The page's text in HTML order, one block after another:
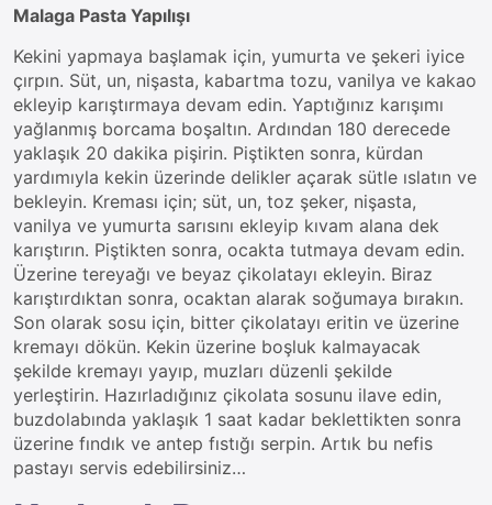
Malaga Pasta Yapılışı
Kekini yapmaya başlamak için, yumurta ve şekeri iyice
çırpın. Süt, un, nişasta, kabartma tozu, vanilya ve kakao
ekleyip karıştırmaya devam edin. Yaptığınız karışımı
yağlanmış borcama boşaltın. Ardından 180 derecede
yaklaşık 20 dakika pişirin. Piştikten sonra, kürdan
yardımıyla kekin üzerinde delikler açarak sütle ıslatın ve
bekleyin. Kreması için; süt, un, toz şeker, nişasta,
vanilya ve yumurta sarısını ekleyip kıvam alana dek
karıştırın. Piştikten sonra, ocakta tutmaya devam edin.
Üzerine tereyağı ve beyaz çikolatayı ekleyin. Biraz
karıştırdıktan sonra, ocaktan alarak soğumaya bırakın.
Son olarak sosu için, bitter çikolatayı eritin ve üzerine
kremayı dökün. Kekin üzerine boşluk kalmayacak
şekilde kremayı yayıp, muzları düzenli şekilde
yerleştirin. Hazırladığınız çikolata sosunu ilave edin,
buzdolabında yaklaşık 1 saat kadar beklettikten sonra
üzerine fındık ve antep fıstığı serpin. Artık bu nefis
pastayı servis edebilirsiniz…